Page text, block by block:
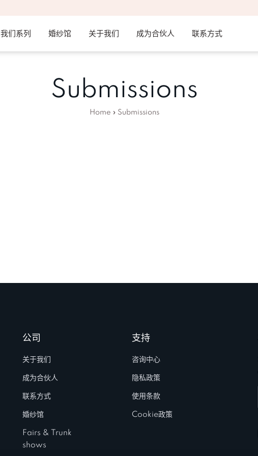
我们系列 婚纱馆 关于我们 成为合伙人 联系方式
Submissions
Home » Submissions
公司
关于我们
成为合伙人
联系方式
婚纱馆
Fairs & Trunk
shows
支持
咨询中心
隐私政策
使用条款
Cookie政策